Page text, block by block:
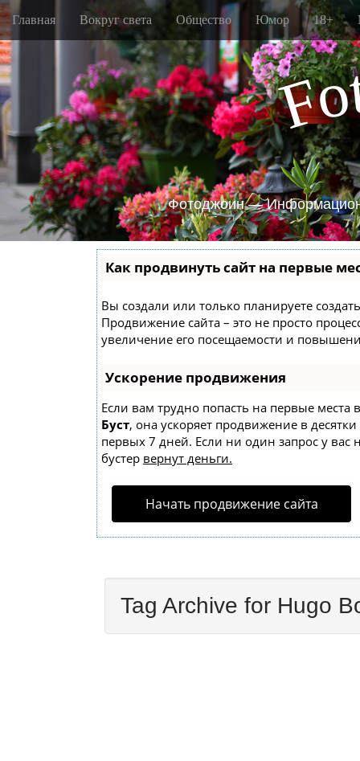
M
a
i
n
m
e
n
u
S
k
i
p
t
o
c
o
n
t
e
t
Главная Вокруг света Общество Юмор 18+
Fo
Фотоджоин —
Как продвинуть сайт на первые
Вы создали или только планируете
Продвижение сайта – это не просто
увеличение его посещаемости и
Ускорение продвижения
Если вам трудно попасть на первые места
Буст, она ускоряет продвижение в
первых 7 дней. Если ни один запрос у вас
бустер вернут деньги.
Начать продвижение сайта
Tag Archive for Hugo